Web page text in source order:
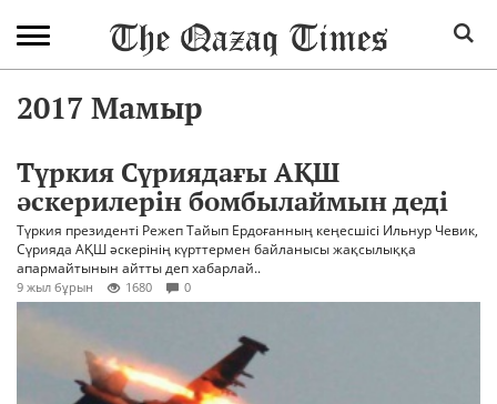
2017 Мамыр
Түркия Сүриядағы АҚШ
әскерилерін бомбылаймын деді
Түркия президенті Режеп Тайып Ердоғанның кеңесшісі Ильнур Чевик,
Сүрияда АҚШ әскерінің күрттермен байланысы жақсылыққа
апармайтынын айтты деп хабарлай..
9 жыл бұрын 1680 0